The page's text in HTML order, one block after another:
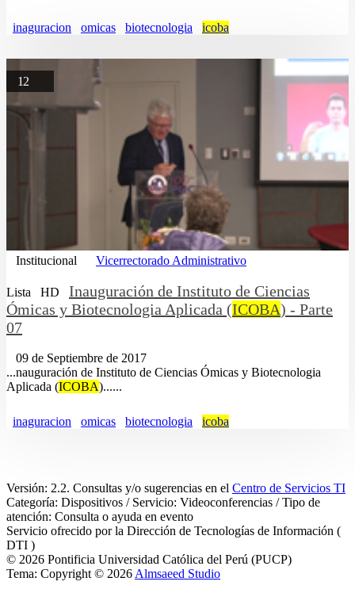
inaguracion omicas biotecnologia icoba
12
Institucional Vicerrectorado Administrativo
Lista HD
Inauguración de Instituto de Ciencias
Ómicas y Biotecnologia Aplicada (ICOBA) - Parte
07
09 de Septiembre de 2017
...nauguración de Instituto de Ciencias Ómicas y Biotecnologia
Aplicada (ICOBA)......
inaguracion omicas biotecnologia icoba
Versión: 2.2. Consultas y/o sugerencias en el Centro de Servicios TI
Categoría: Dispositivos / Servicio: Videoconferencias / Tipo de
atención: Consulta o ayuda en evento
Servicio ofrecido por la Dirección de Tecnologías de Información (
DTI )
© 2026 Pontificia Universidad Católica del Perú (PUCP)
Tema: Copyright © 2026 Almsaeed Studio